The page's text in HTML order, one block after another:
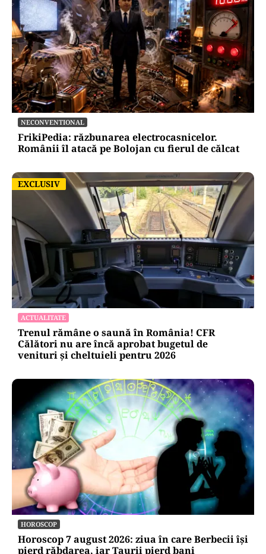
POLITICĂ
Ciprian Șerban îl acuză pe Ilie Bolojan de
dezinformare în scandalul proiectului Bala II:
„A fost blocat de Comisia Europeană, nu
abandonat”
NECONVENTIONAL
FrikiPedia: răzbunarea electrocasnicelor.
Românii îl atacă pe Bolojan cu fierul de călcat
EXCLUSIV
EXCLUSIV
ACTUALITATE
Trenul rămâne o saună în România! CFR
Călători nu are încă aprobat bugetul de
venituri și cheltuieli pentru 2026